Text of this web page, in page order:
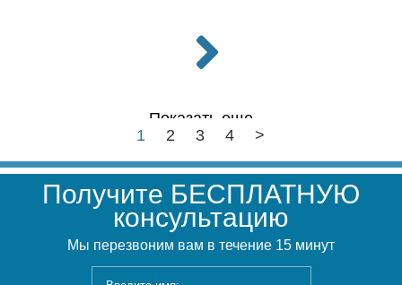
Показать еще
1
2 3 4 >
Получите БЕСПЛАТНУЮ
консультацию
Мы перезвоним вам в течение 15 минут